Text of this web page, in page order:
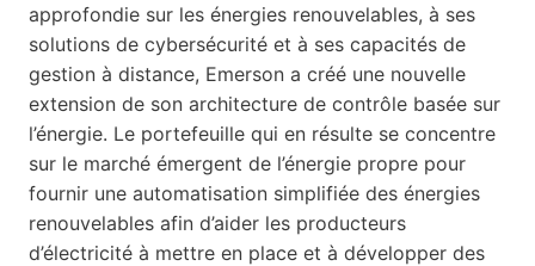
approfondie sur les énergies renouvelables, à ses
solutions de cybersécurité et à ses capacités de
gestion à distance, Emerson a créé une nouvelle
extension de son architecture de contrôle basée sur
l’énergie. Le portefeuille qui en résulte se concentre
sur le marché émergent de l’énergie propre pour
fournir une automatisation simplifiée des énergies
renouvelables afin d’aider les producteurs
d’électricité à mettre en place et à développer des